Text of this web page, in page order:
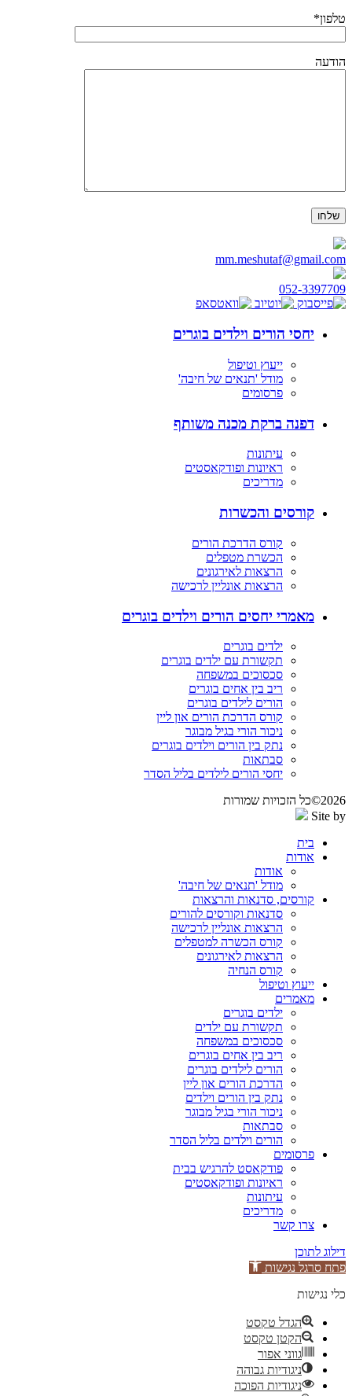
טלפון*
הודעה
mm.meshutaf@gmail.com
052-3397709‬
יחסי הורים וילדים בוגרים
ייעוץ וטיפול
מודל 'תנאים של חיבה'
פרסומים
דפנה ברקת מכנה משותף
עיתונות
ראיונות ופודקאסטים
מדריכים
קורסים והכשרות
קורס הדרכת הורים
הכשרת מטפלים
הרצאות לאירגונים
הרצאות אונליין לרכישה
מאמרי יחסים הורים וילדים בוגרים
ילדים בוגרים
תקשורת עם ילדים בוגרים
סכסוכים במשפחה
ריב בין אחים בוגרים
הורים לילדים בוגרים
קורס הדרכת הורים און ליין
ניכור הורי בגיל מבוגר
נתק בין הורים וילדים בוגרים
סבתאות
יחסי הורים לילדים בליל הסדר
2026©כל הזכויות שמורות
Site by
בית
אודות
אודות
מודל 'תנאים של חיבה'
קורסים, סדנאות והרצאות
סדנאות וקורסים להורים
הרצאות אונליין לרכישה
קורס הכשרה למטפלים
הרצאות לאירגונים
קורס הנחיה
ייעוץ וטיפול
מאמרים
ילדים בוגרים
תקשורת עם ילדים
סכסוכים במשפחה
ריב בין אחים בוגרים
הורים לילדים בוגרים
הדרכת הורים און ליין
נתק בין הורים וילדים
ניכור הורי בגיל מבוגר
סבתאות
הורים וילדים בליל הסדר
פרסומים
פודקאסט להרגיש בבית
ראיונות ופודקאסטים
עיתונות
מדריכים
צרו קשר
דילוג לתוכן
פתח סרגל נגישות
כלי נגישות
הגדל טקסט
הקטן טקסט
גווני אפור
ניגודיות גבוהה
ניגודיות הפוכה